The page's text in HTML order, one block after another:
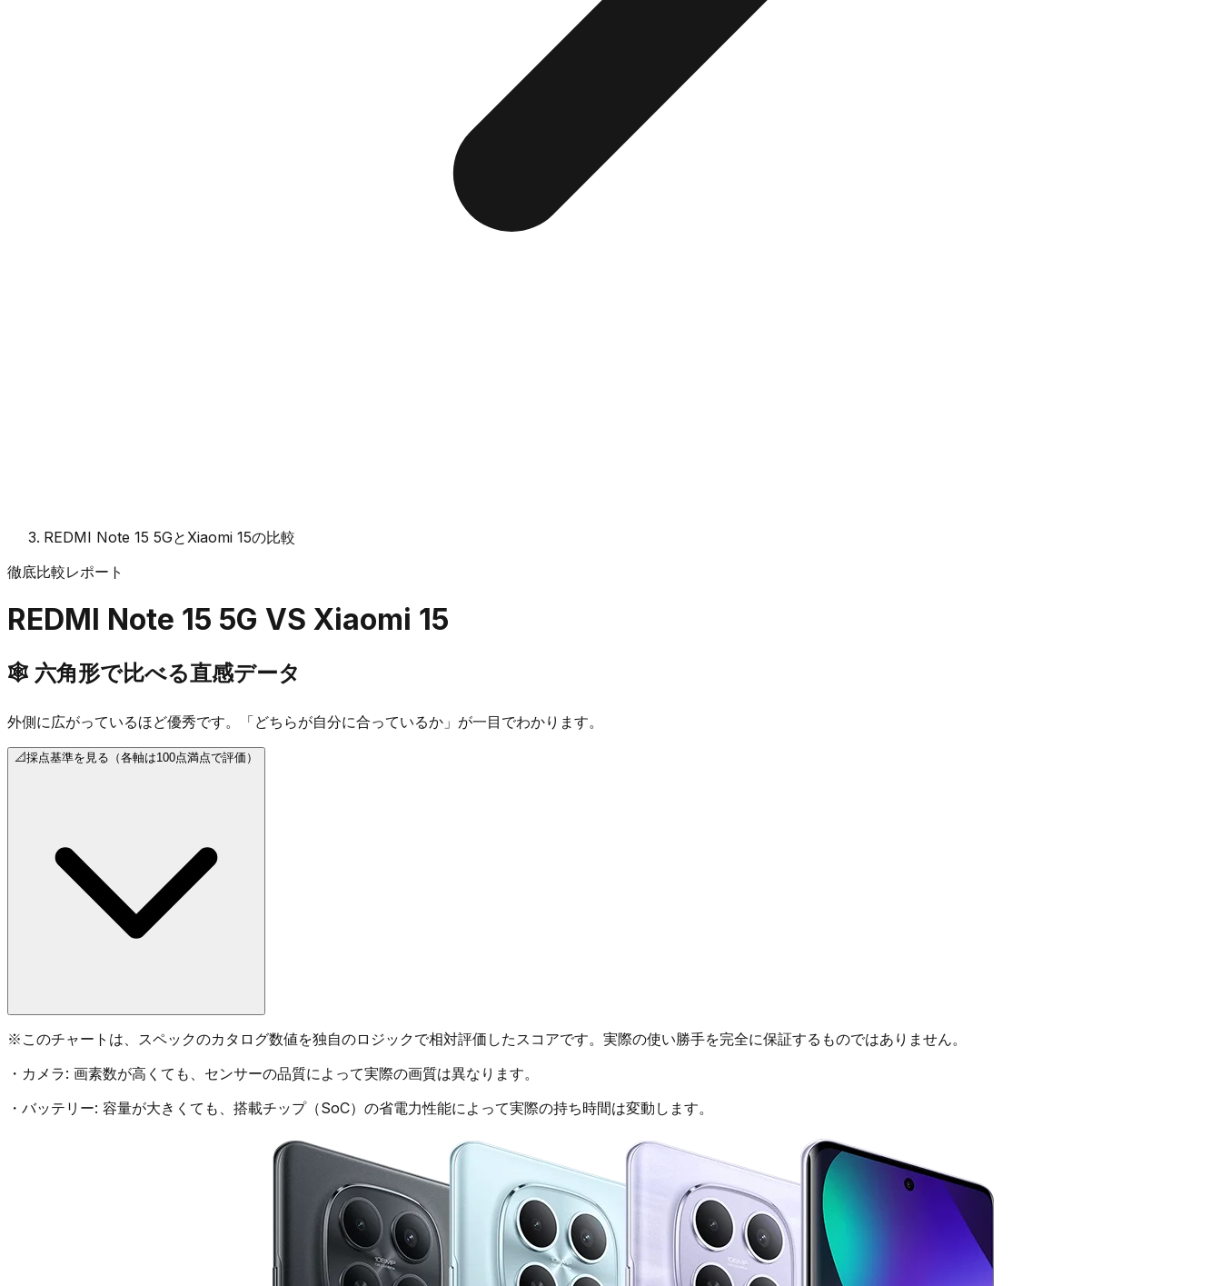
REDMI Note 15 5GとXiaomi 15の比較
徹底比較レポート
REDMI Note 15 5G VS Xiaomi 15
🕸️ 六角形で比べる直感データ
外側に広がっているほど優秀です。「どちらが自分に合っているか」が一目でわかります。
📐採点基準を見る（各軸は100点満点で評価）
※ このチャートは、スペックのカタログ数値を独自のロジックで相対評価したスコアです。実際の使い勝手を完全に保証するものではありません。
・ カメラ: 画素数が高くても、センサーの品質によって実際の画質は異なります。
・ バッテリー: 容量が大きくても、搭載チップ（SoC）の省電力性能によって実際の持ち時間は変動します。